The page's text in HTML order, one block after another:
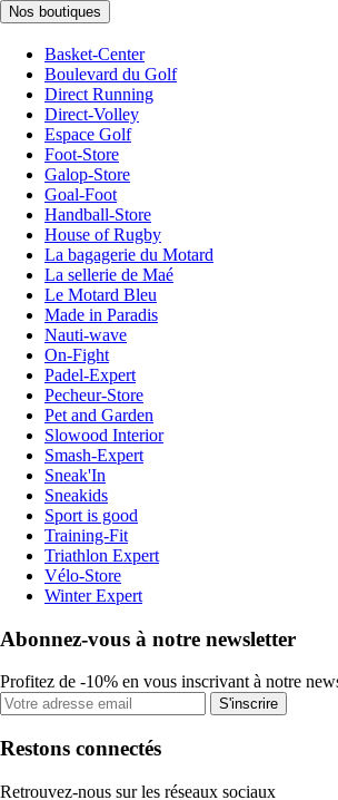
Nos boutiques
Basket-Center
Boulevard du Golf
Direct Running
Direct-Volley
Espace Golf
Foot-Store
Galop-Store
Goal-Foot
Handball-Store
House of Rugby
La bagagerie du Motard
La sellerie de Maé
Le Motard Bleu
Made in Paradis
Nauti-wave
On-Fight
Padel-Expert
Pecheur-Store
Pet and Garden
Slowood Interior
Smash-Expert
Sneak'In
Sneakids
Sport is good
Training-Fit
Triathlon Expert
Vélo-Store
Winter Expert
Abonnez-vous à notre newsletter
Profitez de -10% en vous inscrivant à notre
S'inscrire
Restons connectés
Retrouvez-nous sur les réseaux sociaux